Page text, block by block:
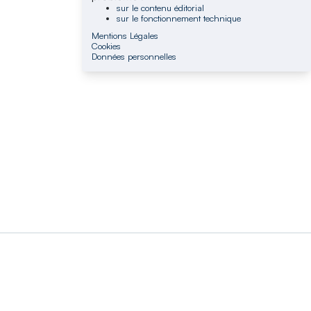
sur le contenu éditorial
sur le fonctionnement technique
Mentions Légales
Cookies
Données personnelles